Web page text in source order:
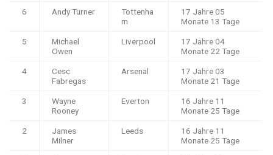
6 Andy Turner
Tottenha
m
17 Jahre 05
Monate 13 Tage
5
Michael
Owen
Liverpool
17 Jahre 04
Monate 22 Tage
4
Cesc
Fabregas
Arsenal
17 Jahre 03
Monate 21 Tage
3
Wayne
Rooney
Everton
16 Jahre 11
Monate 25 Tage
2
James
Milner
Leeds
16 Jahre 11
Monate 25 Tage